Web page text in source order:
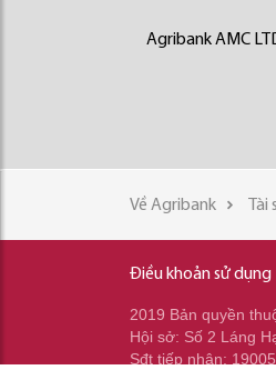
Agribank AMC
Về Agribank
Điều khoản sử dụng
2019 Bản quyền
Hội sở: Số 2 Láng
Sđt tiếp nhận: